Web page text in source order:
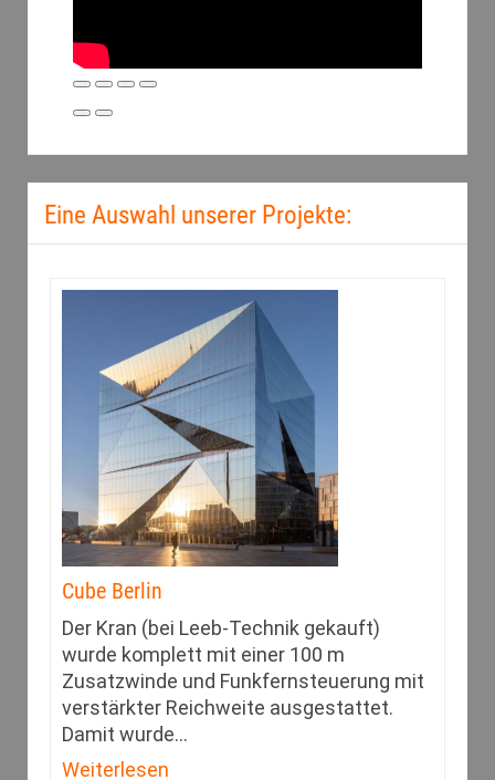
Eine Auswahl unserer Projekte:
Cube Berlin
Der Kran (bei Leeb-Technik gekauft)
wurde komplett mit einer 100 m
Zusatzwinde und Funkfernsteuerung mit
verstärkter Reichweite ausgestattet.
Damit wurde…
Weiterlesen